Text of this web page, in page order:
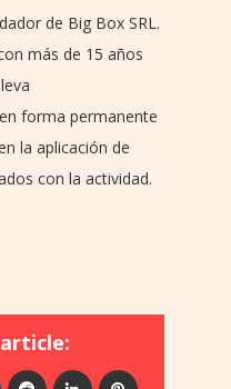
de Big Box SRL.
más de 15 años
forma permanente
la aplicación de
con la actividad.